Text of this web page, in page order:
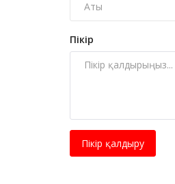
Пікір
Пікір қалдыру